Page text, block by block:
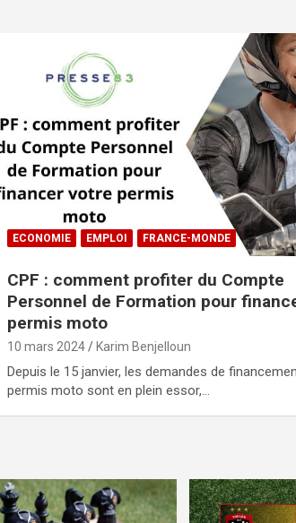
ECONOMIE EMPLOI FRANCE-MONDE
CPF : comment profiter du Compte
Personnel de Formation pour
permis moto
10 mars 2024 Karim Benjelloun
Depuis le 15 janvier, les demandes de
permis moto sont en plein essor,…